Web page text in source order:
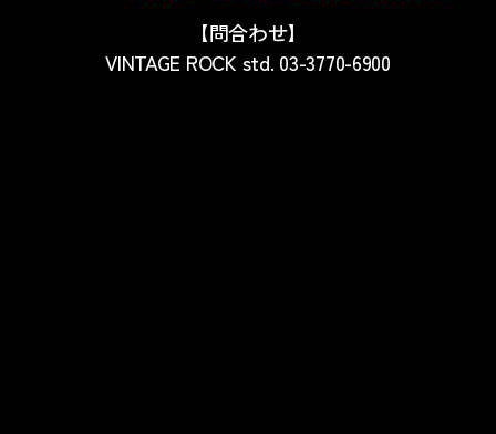
【問合わせ】
VINTAGE ROCK std. 03-3770-6900